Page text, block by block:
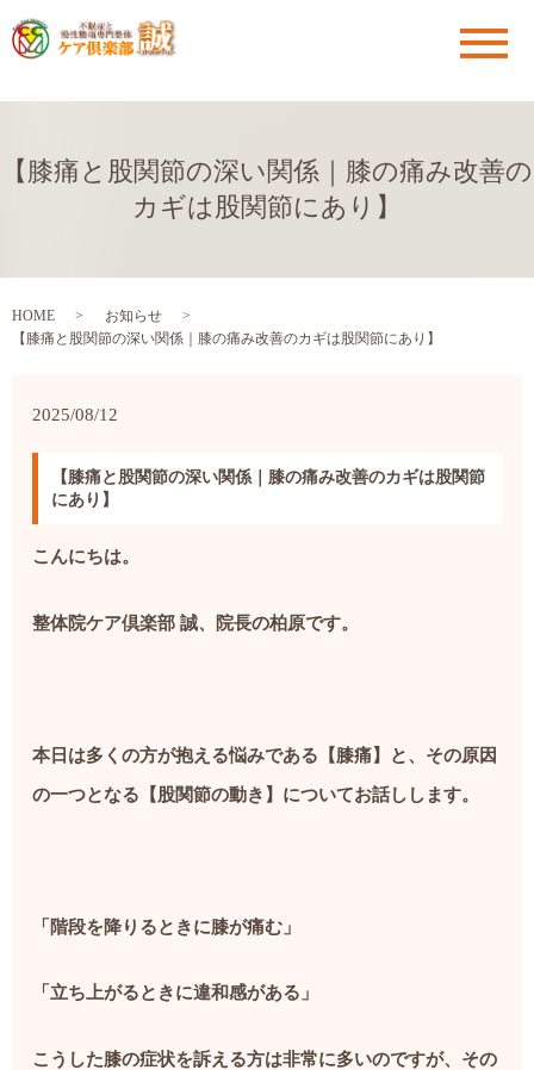
メ
【膝痛と股関節の深い関係｜膝の痛み改善の
カギは股関節にあり】
HOME
お知らせ
【膝痛と股関節の深い関係｜膝の痛み改善のカギは股関節にあり】
2025/08/12
【膝痛と股関節の深い関係｜膝の痛み改善のカギは股関節
にあり】
こんにちは。
整体院ケア倶楽部 誠、院長の柏原です。
本日は多くの方が抱える悩みである【膝痛】と、その原因
の一つとなる【股関節の動き】についてお話しします。
「階段を降りるときに膝が痛む」
「立ち上がるときに違和感がある」
こうした膝の症状を訴える方は非常に多いのですが、その